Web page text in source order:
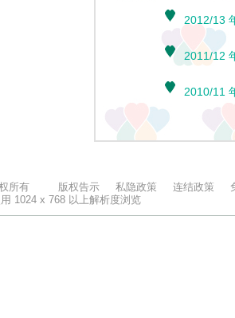
所有 版权告示 私隐政策 连结政策
1024 x 768 以上解析度浏览